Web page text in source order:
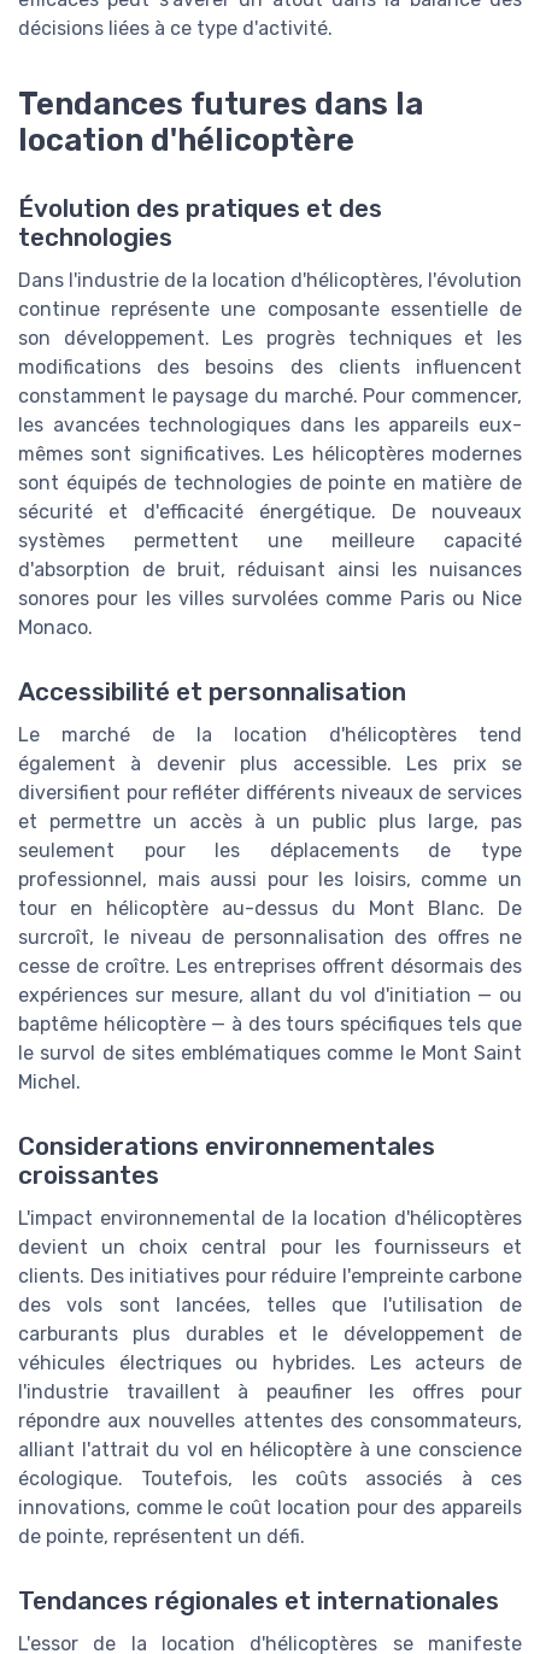
décisions liées à ce type d'activité.
Tendances futures dans la
location d'hélicoptère
Évolution des pratiques et des
technologies
Dans l'industrie de la location d'hélicoptères, l'évolution
continue représente une composante essentielle de
son développement. Les progrès techniques et les
modifications des besoins des clients influencent
constamment le paysage du marché. Pour commencer,
les avancées technologiques dans les appareils eux-
mêmes sont significatives. Les hélicoptères modernes
sont équipés de technologies de pointe en matière de
sécurité et d'efficacité énergétique. De nouveaux
systèmes permettent une meilleure capacité
d'absorption de bruit, réduisant ainsi les nuisances
sonores pour les villes survolées comme Paris ou Nice
Monaco.
Accessibilité et personnalisation
Le marché de la location d'hélicoptères tend
également à devenir plus accessible. Les prix se
diversifient pour refléter différents niveaux de services
et permettre un accès à un public plus large, pas
seulement pour les déplacements de type
professionnel, mais aussi pour les loisirs, comme un
tour en hélicoptère au-dessus du Mont Blanc. De
surcroît, le niveau de personnalisation des offres ne
cesse de croître. Les entreprises offrent désormais des
expériences sur mesure, allant du vol d'initiation — ou
baptême hélicoptère — à des tours spécifiques tels que
le survol de sites emblématiques comme le Mont Saint
Michel.
Considerations environnementales
croissantes
L'impact environnemental de la location d'hélicoptères
devient un choix central pour les fournisseurs et
clients. Des initiatives pour réduire l'empreinte carbone
des vols sont lancées, telles que l'utilisation de
carburants plus durables et le développement de
véhicules électriques ou hybrides. Les acteurs de
l'industrie travaillent à peaufiner les offres pour
répondre aux nouvelles attentes des consommateurs,
alliant l'attrait du vol en hélicoptère à une conscience
écologique. Toutefois, les coûts associés à ces
innovations, comme le coût location pour des appareils
de pointe, représentent un défi.
Tendances régionales et internationales
L'essor de la location d'hélicoptères se manifeste